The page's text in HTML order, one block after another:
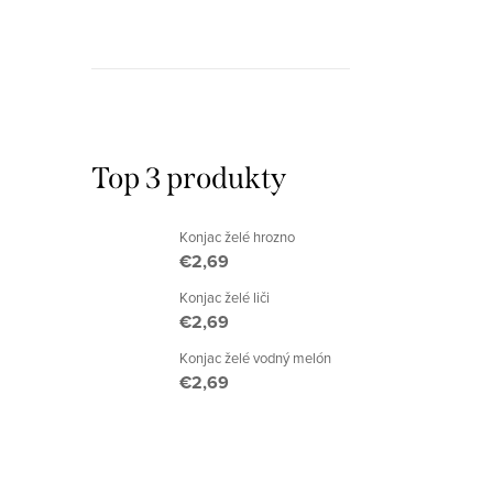
Top 3 produkty
Konjac želé hrozno
€2,69
Konjac želé liči
€2,69
Konjac želé vodný melón
€2,69